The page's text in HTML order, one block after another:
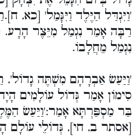
'וַיִּגְדַּל הַיֶּלֶד וַיִּגָּמַל' [כא,
רַבָּה אָמַר נִגְמַל מִיֵּצֶר הָרָע.
נִגְמַל מֵחֲלָבוֹ.
'וַיַּעַשׂ אַבְרָהָם מִשְׁתֶּה גָדוֹל',
סִימוֹן אָמַר גְּדוֹל עוֹלָמִים
בַּר מַסְפַּרְתָּא אָמַר:'וַיַּעַשׂ
[אסתר ב, חי], גְּדוֹלֵי עוֹלָם